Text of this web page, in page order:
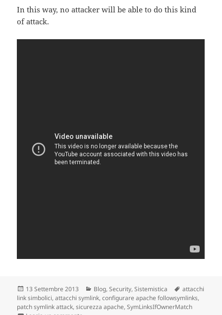
In this way, no attacker will be able to do this kind
of attack.
Scritto
il
13 Settembre 2013 Categorie
Blog,Security,Sistemistica Tag
attacchi
link simbolici,attacchi symlink,configurare apache followsymlinks,
patch symlink attack,sicurezza apache,SymLinksIfOwnerMatch